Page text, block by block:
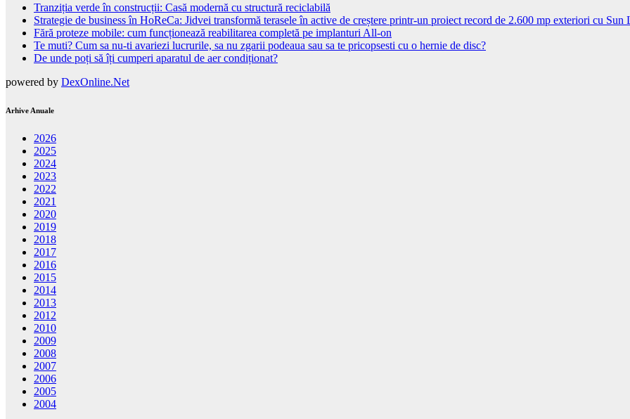
Tranziția verde în construcții: Casă modernă cu structură reciclabilă
Strategie de business în HoReCa: Jidvei transformă terasele în active de creștere printr-un proiect record de 2.600 mp exteriori cu Sun
Fără proteze mobile: cum funcționează reabilitarea completă pe implanturi All-on
Te muti? Cum sa nu-ti avariezi lucrurile, sa nu zgarii podeaua sau sa te pricopsesti cu o hernie de disc?
De unde poți să îți cumperi aparatul de aer condiționat?
powered by DexOnline.Net
Arhive Anuale
2026
2025
2024
2023
2022
2021
2020
2019
2018
2017
2016
2015
2014
2013
2012
2010
2009
2008
2007
2006
2005
2004